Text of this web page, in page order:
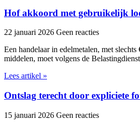
Hof akkoord met gebruikelijk
22 januari 2026 Geen reacties
Een handelaar in edelmetalen, met
middelen, moet volgens de Belastingdienst
Lees artikel »
Ontslag terecht door expliciete
15 januari 2026 Geen reacties